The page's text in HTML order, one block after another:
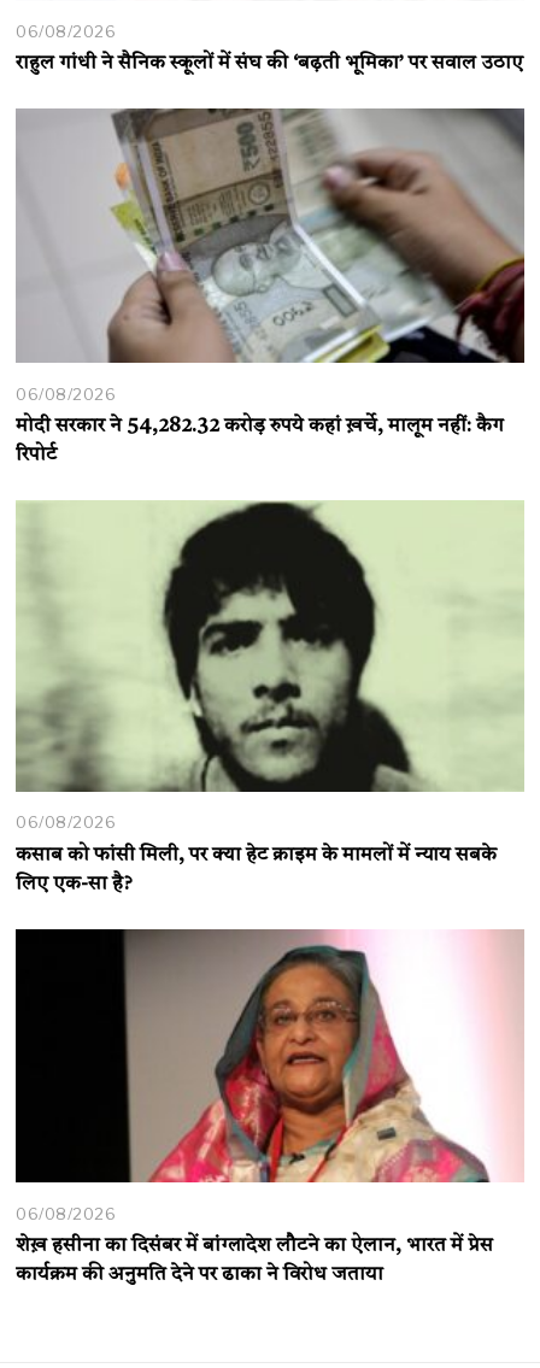
06/08/2026
राहुल गांधी ने सैनिक स्कूलों में संघ की ‘बढ़ती भूमिका’ पर सवाल उठाए
06/08/2026
मोदी सरकार ने 54,282.32 करोड़ रुपये कहां ख़र्चे, मालूम नहीं: कैग
रिपोर्ट
06/08/2026
कसाब को फांसी मिली, पर क्या हेट क्राइम के मामलों में न्याय सबके
लिए एक-सा है?
06/08/2026
शेख़ हसीना का दिसंबर में बांग्लादेश लौटने का ऐलान, भारत में प्रेस
कार्यक्रम की अनुमति देने पर ढाका ने विरोध जताया